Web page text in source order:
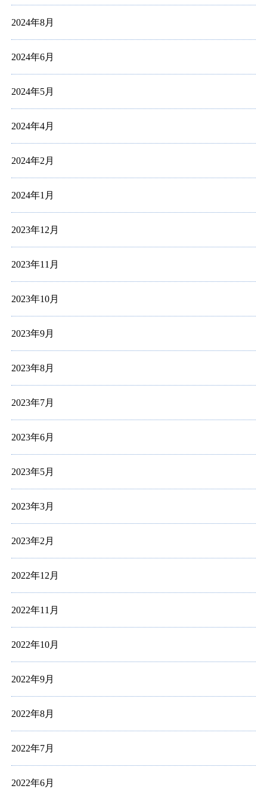
2024年8月
2024年6月
2024年5月
2024年4月
2024年2月
2024年1月
2023年12月
2023年11月
2023年10月
2023年9月
2023年8月
2023年7月
2023年6月
2023年5月
2023年3月
2023年2月
2022年12月
2022年11月
2022年10月
2022年9月
2022年8月
2022年7月
2022年6月